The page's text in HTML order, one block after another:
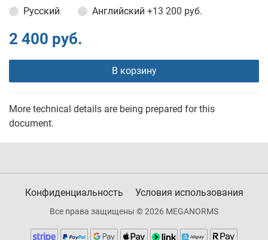
Русский
Английский +13 200 руб.
2 400 руб.
В корзину
More technical details are being prepared for this
document.
Конфиденциальность Условия использования
Все права защищены © 2026 MEGANORMS